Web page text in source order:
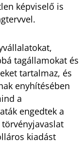
képviselő is
tagállamokat és
tartalmaz, és
enyhítésében
a
engedtek a
kiadást